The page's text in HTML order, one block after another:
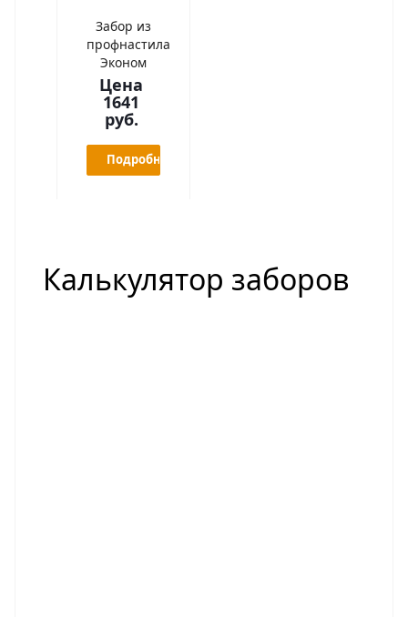
Забор из
профнастила
Эконом
Цена
1641
руб.
Подробнее
Калькулятор заборов